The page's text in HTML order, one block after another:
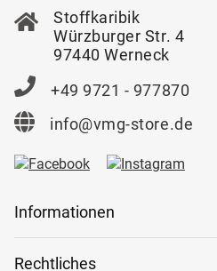
Stoffkaribik
Würzburger Str. 4
97440 Werneck
+49 9721 - 977870
info@vmg-store.de
Informationen
Rechtliches